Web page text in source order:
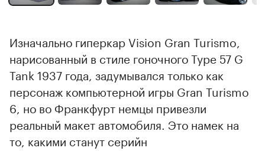
Изначально гиперкар Vision Gran Turismo,
нарисованный в стиле гоночного Type 57 G
Tank 1937 года, задумывался только как
персонаж компьютерной игры Gran Turismo
6, но во Франкфурт немцы привезли
реальный макет автомобиля. Это намек на
то, какими станут серийн